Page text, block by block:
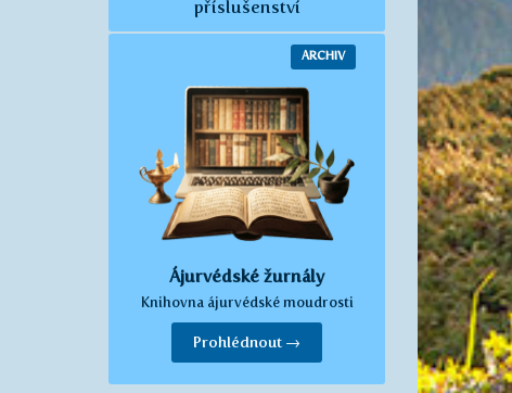
příslušenství
ARCHIV
Ájurvédské žurnály
Knihovna ájurvédské moudrosti
Prohlédnout →